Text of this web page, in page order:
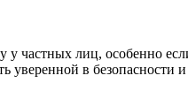
частных лиц, особенно
в безопасности